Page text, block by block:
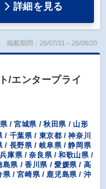
詳細を見る
掲載期間：26/07/31～26/08/20
/エンタープライ
/ 宮城県 / 秋田県 / 山形
/ 千葉県 / 東京都 / 神奈川
/ 長野県 / 岐阜県 / 静岡県
庫県 / 奈良県 / 和歌山県 /
県 / 香川県 / 愛媛県 / 高
/ 宮崎県 / 鹿児島県 / 沖